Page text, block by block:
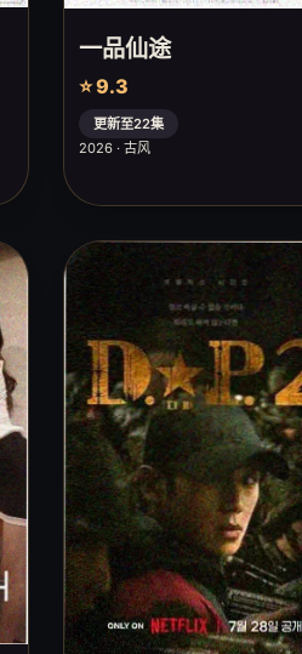
一品仙途
⭐ 9.3
更新至22集
2026 · 古风